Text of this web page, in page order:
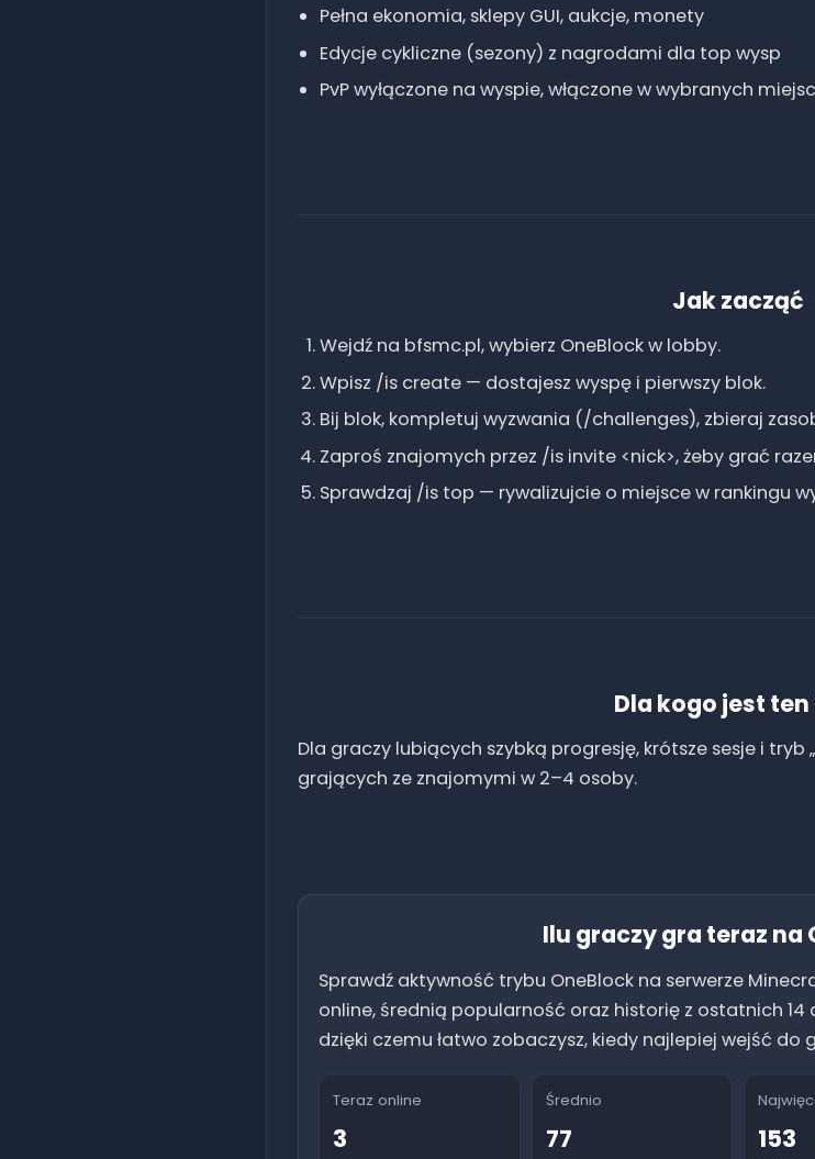
Pełna ekonomia, sklepy GUI, aukcje, monety
Edycje cykliczne (sezony) z nagrodami dla top wysp
PvP wyłączone na wyspie, włączone w wybranych
Jak zacząć
Wejdź na bfsmc.pl, wybierz OneBlock w lobby.
Wpisz /is create — dostajesz wyspę i pierwszy blok.
Bij blok, kompletuj wyzwania (/challenges), zbieraj
Zaproś znajomych przez /is invite <nick>, żeby grać
Sprawdzaj /is top — rywalizujcie o miejsce w rankingu
Dla kogo jest
Dla graczy lubiących szybką progresję, krótsze sesje i tryb
grających ze znajomymi w 2–4 osoby.
Ilu graczy gra teraz na
Sprawdź aktywność trybu OneBlock na serwerze
online, średnią popularność oraz historię z ostatnich 14
dzięki czemu łatwo zobaczysz, kiedy najlepiej wejść do
Teraz online
3
Średnio
77 153